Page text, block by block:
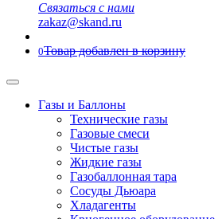
Связаться с нами
zakaz@skand.ru
0Товар добавлен в корзину
Газы и Баллоны
Технические газы
Газовые смеси
Чистые газы
Жидкие газы
Газобаллонная тара
Сосуды Дьюара
Хладагенты